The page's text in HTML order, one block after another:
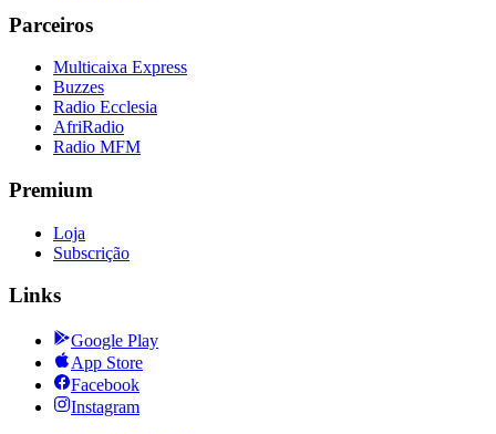
Parceiros
Multicaixa Express
Buzzes
Radio Ecclesia
AfriRadio
Radio MFM
Premium
Loja
Subscrição
Links
Google Play
App Store
Facebook
Instagram